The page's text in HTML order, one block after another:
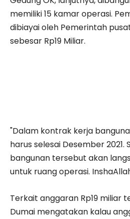
memiliki 15 kamar operasi.
dibiayai oleh Pemerintah
sebesar Rp19 Miliar.
"Dalam kontrak kerja
harus selesai Desember 2021.
bangunan tersebut akan
untuk ruang operasi.
Terkait anggaran Rp19 miliar
Dumai mengatakan kalau